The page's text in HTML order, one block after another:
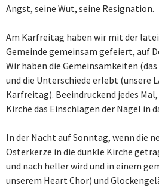
Angst, seine Wut, seine Resignation.
Am Karfreitag haben wir mit der
Gemeinde gemeinsam gefeiert, auf
Wir haben die Gemeinsamkeiten (das
und die Unterschiede erlebt (unsere
Karfreitag). Beeindruckend jedes
Kirche das Einschlagen der Nägel in
In der Nacht auf Sonntag, wenn die
Osterkerze in die dunkle Kirche
und nach heller wird und in einem
unserem Heart Chor) und